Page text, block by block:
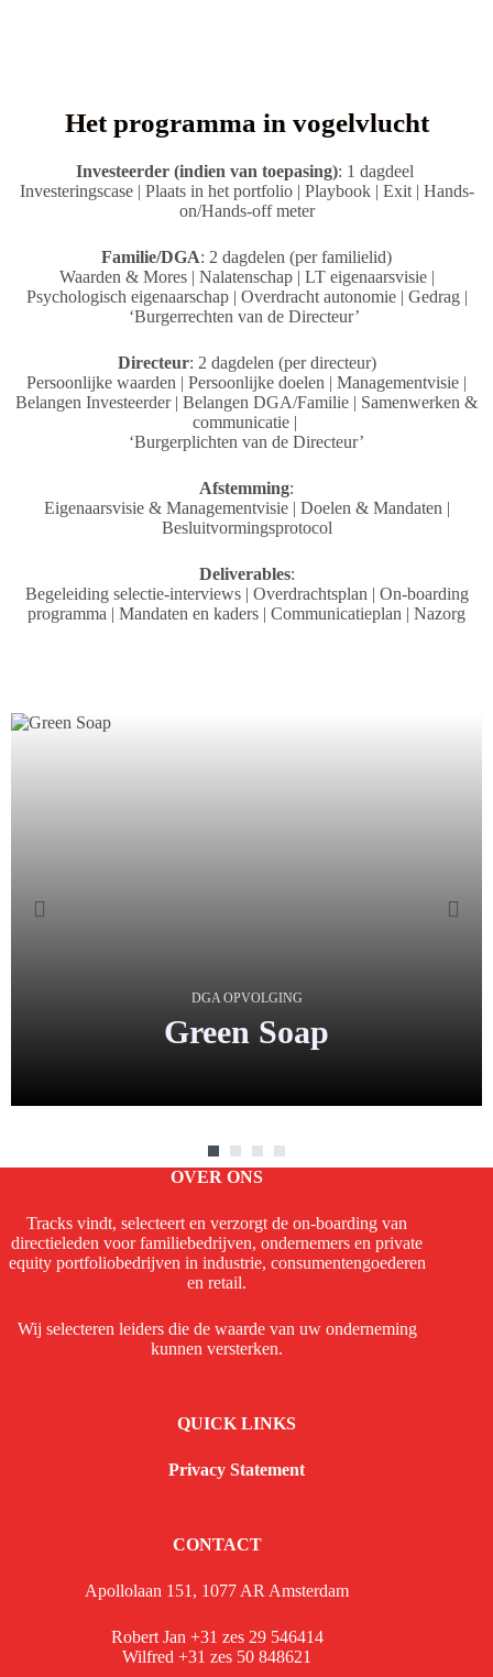
Het programma in vogelvlucht
Investeerder (indien van toepasing): 1 dagdeel
Investeringscase | Plaats in het portfolio | Playbook | Exit | Hands-
on/Hands-off meter
Familie/DGA: 2 dagdelen (per familielid)
Waarden & Mores | Nalatenschap | LT eigenaarsvisie |
Psychologisch eigenaarschap | Overdracht autonomie | Gedrag |
‘Burgerrechten van de Directeur’
Directeur: 2 dagdelen (per directeur)
Persoonlijke waarden | Persoonlijke doelen | Managementvisie |
Belangen Investeerder | Belangen DGA/Familie | Samenwerken &
communicatie |
‘Burgerplichten van de Directeur’
Afstemming:
Eigenaarsvisie & Managementvisie | Doelen & Mandaten |
Besluitvormingsprotocol
Deliverables:
Begeleiding selectie-interviews | Overdrachtsplan | On-boarding
programma | Mandaten en kaders | Communicatieplan | Nazorg
DGA OPVOLGING
Green Soap
OVER ONS
Tracks vindt, selecteert en verzorgt de on-boarding van
directieleden voor familiebedrijven, ondernemers en private
equity portfoliobedrijven in industrie, consumentengoederen
en retail.
Wij selecteren leiders die de waarde van uw onderneming
kunnen versterken.
QUICK LINKS
Privacy Statement
CONTACT
Apollolaan 151, 1077 AR Amsterdam
Robert Jan +31 zes 29 546414
Wilfred +31 zes 50 848621